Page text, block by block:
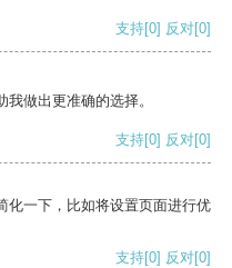
支持[0] 反对[0]
做出更准确的选择。
支持[0] 反对[0]
化一下，比如将设置页面进行优
支持[0] 反对[0]